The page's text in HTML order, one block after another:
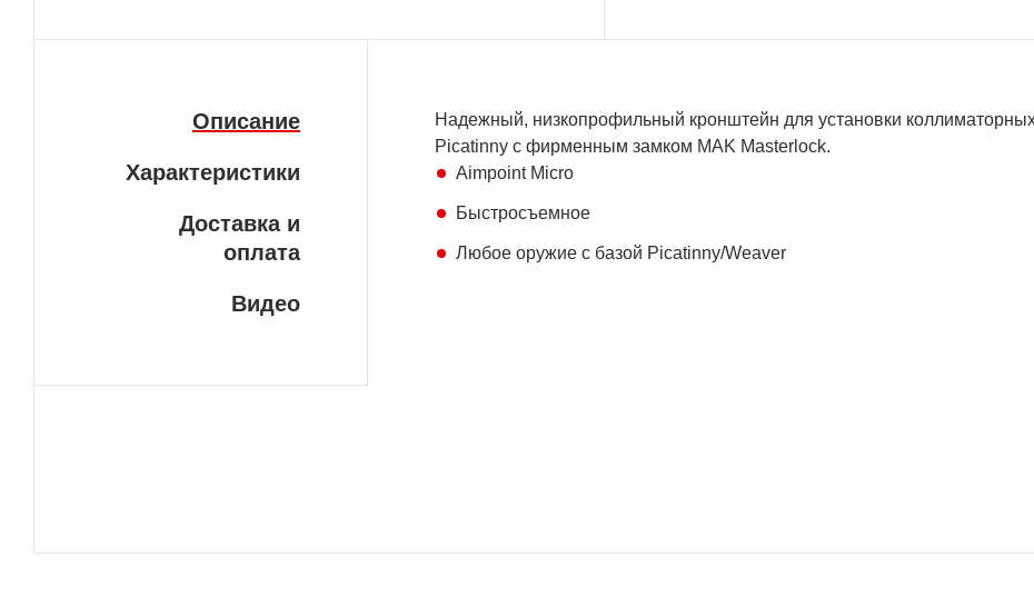
Описание
Характеристики
Доставка и
оплата
Видео
Надежный, низкопрофильный кронштейн для установки
Picatinny с фирменным замком MAK Masterlock.
Aimpoint Micro
Быстросъемное
Любое оружие с базой Picatinny/Weaver